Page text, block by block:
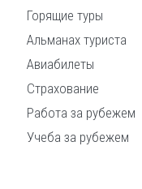
Горящие туры
Альманах туриста
Авиабилеты
Страхование
Работа за рубежем
Учеба за рубежем